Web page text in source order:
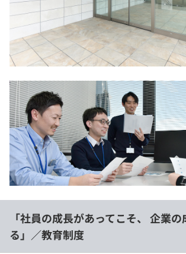
「社員の成長があってこそ、 企業
る」／教育制度